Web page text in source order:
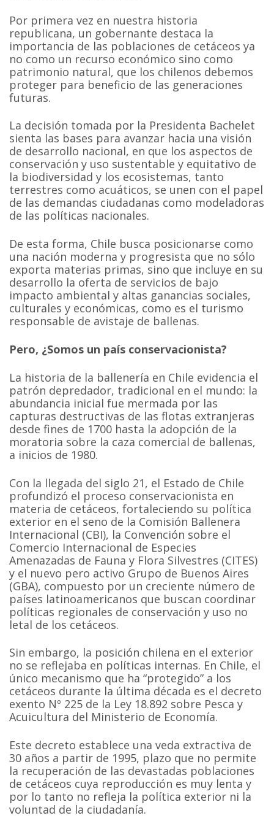
Por primera vez en nuestra historia
republicana, un gobernante destaca la
importancia de las poblaciones de cetáceos ya
no como un recurso económico sino como
patrimonio natural, que los chilenos debemos
proteger para beneficio de las generaciones
futuras.
La decisión tomada por la Presidenta Bachelet
sienta las bases para avanzar hacia una visión
de desarrollo nacional, en que los aspectos de
conservación y uso sustentable y equitativo de
la biodiversidad y los ecosistemas, tanto
terrestres como acuáticos, se unen con el papel
de las demandas ciudadanas como modeladoras
de las políticas nacionales.
De esta forma, Chile busca posicionarse como
una nación moderna y progresista que no sólo
exporta materias primas, sino que incluye en su
desarrollo la oferta de servicios de bajo
impacto ambiental y altas ganancias sociales,
culturales y económicas, como es el turismo
responsable de avistaje de ballenas.
Pero, ¿Somos un país conservacionista?
La historia de la ballenería en Chile evidencia el
patrón depredador, tradicional en el mundo: la
abundancia inicial fue mermada por las
capturas destructivas de las flotas extranjeras
desde fines de 1700 hasta la adopción de la
moratoria sobre la caza comercial de ballenas,
a inicios de 1980.
Con la llegada del siglo 21, el Estado de Chile
profundizó el proceso conservacionista en
materia de cetáceos, fortaleciendo su política
exterior en el seno de la Comisión Ballenera
Internacional (CBI), la Convención sobre el
Comercio Internacional de Especies
Amenazadas de Fauna y Flora Silvestres (CITES)
y el nuevo pero activo Grupo de Buenos Aires
(GBA), compuesto por un creciente número de
países latinoamericanos que buscan coordinar
políticas regionales de conservación y uso no
letal de los cetáceos.
Sin embargo, la posición chilena en el exterior
no se reflejaba en políticas internas. En Chile, el
único mecanismo que ha “protegido” a los
cetáceos durante la última década es el decreto
exento Nº 225 de la Ley 18.892 sobre Pesca y
Acuicultura del Ministerio de Economía.
Este decreto establece una veda extractiva de
30 años a partir de 1995, plazo que no permite
la recuperación de las devastadas poblaciones
de cetáceos cuya reproducción es muy lenta y
por lo tanto no refleja la política exterior ni la
voluntad de la ciudadanía.